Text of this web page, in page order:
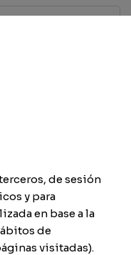
de sesión
y para
en base a la
de
visitadas).